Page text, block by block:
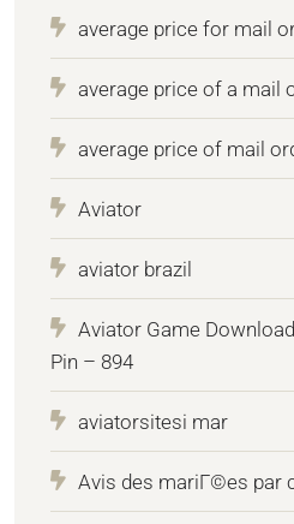
average price for mail
average price of a mail
average price of mail
Aviator
aviator brazil
Aviator Game
Pin – 894
aviatorsitesi mar
Avis des mariГ©es par